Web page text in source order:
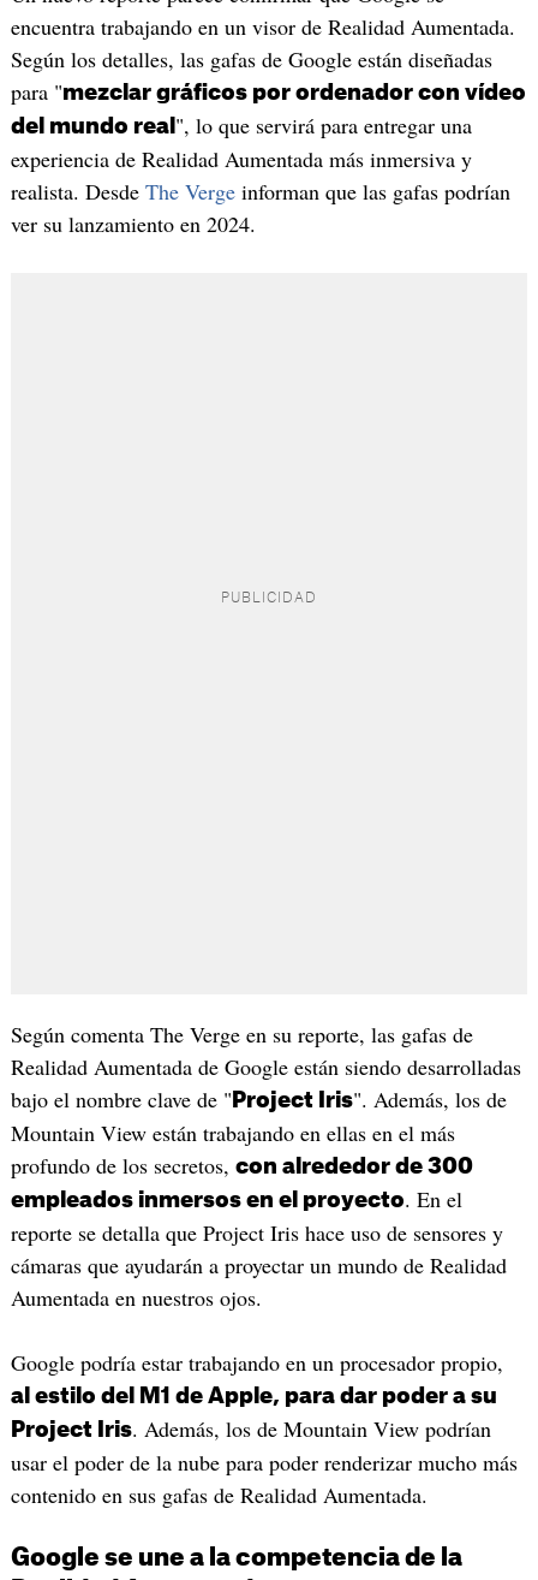
encuentra trabajando en un visor de Realidad Aumentada.
Según los detalles, las gafas de Google están diseñadas
para "mezclar gráficos por ordenador con vídeo
del mundo real ", lo que servirá para entregar una
experiencia de Realidad Aumentada más inmersiva y
realista. Desde The Vergeinforman que las gafas podrían
ver su lanzamiento en 2024.
Según comenta The Verge en su reporte, las gafas de
Realidad Aumentada de Google están siendo desarrolladas
bajo el nombre clave de " Project Iris". Además, los de
Mountain View están trabajando en ellas en el más
profundo de los secretos, con alrededor de 300
empleados inmersos en el proyecto. En el
reporte se detalla que Project Iris hace uso de sensores y
cámaras que ayudarán a proyectar un mundo de Realidad
Aumentada en nuestros ojos.
Google podría estar trabajando en un procesador propio,
al estilo del M1 de Apple, para dar poder a su
Project Iris. Además, los de Mountain View podrían
usar el poder de la nube para poder renderizar mucho más
contenido en sus gafas de Realidad Aumentada.
Google se une a la competencia de la